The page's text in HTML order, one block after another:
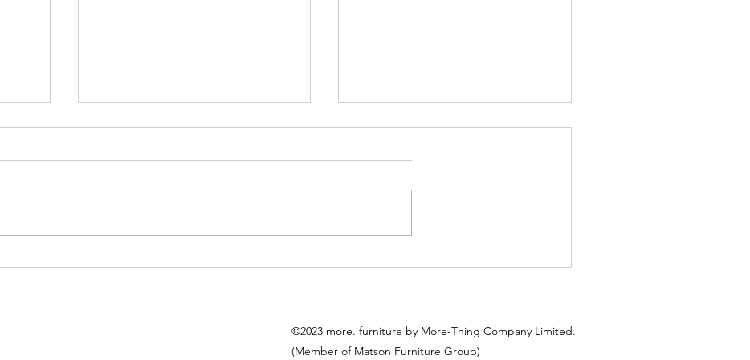
杏花邨08室
©2023 more. furniture by More-Thing Company Limited.
(Member of Matson Furniture Group)